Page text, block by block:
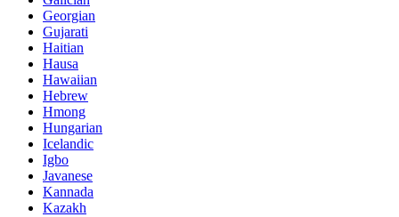
Georgian
Gujarati
Haitian
Hausa
Hawaiian
Hebrew
Hmong
Hungarian
Icelandic
Igbo
Javanese
Kannada
Kazakh